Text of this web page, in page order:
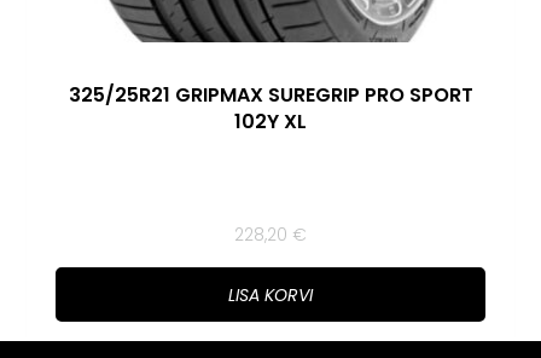
325/25R21 GRIPMAX SUREGRIP PRO SPORT
102Y XL
228,20 €
LISA KORVI